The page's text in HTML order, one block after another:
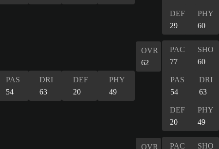
DEF
29
PHY
60
PAS
54
DRI
63
DEF
20
PHY
49
OVR
62
PAC
77
SHO
60
PAS
54
DRI
63
DEF
20
PHY
49
OVR PAC SHO